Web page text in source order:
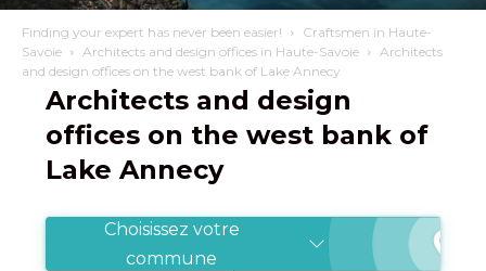
Finding your expert has never been easier!
Craftsmen in Haute-
Savoie
Architects and design offices in Haute-Savoie
Architects
and design offices on the west bank of Lake Annecy
Architects and design
offices on the west bank of
Lake Annecy
Choisissez votre
commune